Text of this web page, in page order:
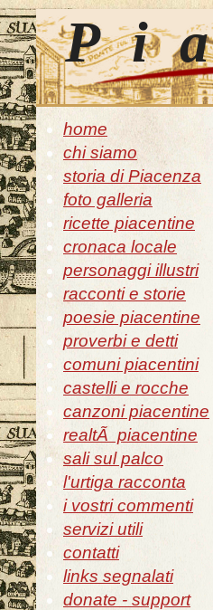
home
chi siamo
storia di Piacenza
foto galleria
ricette piacentine
cronaca locale
personaggi illustri
racconti e storie
poesie piacentine
proverbi e detti
comuni piacentini
castelli e rocche
canzoni piacentine
realtÃ piacentine
sali sul palco
l'urtiga racconta
i vostri commenti
servizi utili
contatti
links segnalati
donate - support